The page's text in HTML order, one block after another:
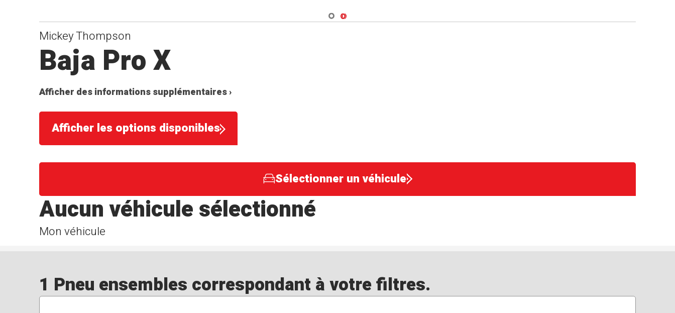
Navigate 1
Navigate 2
Mickey Thompson
Baja Pro X
Afficher des informations supplémentaires ›
Afficher les options disponibles
Sélectionner un véhicule
Mon véhicule
Aucun véhicule sélectionné
1 Pneu ensembles correspondant à votre filtres.